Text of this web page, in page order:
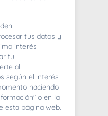
mucho.
tus datos y
interés
tu
al
según el interés
haciendo
o en la
esta página web.